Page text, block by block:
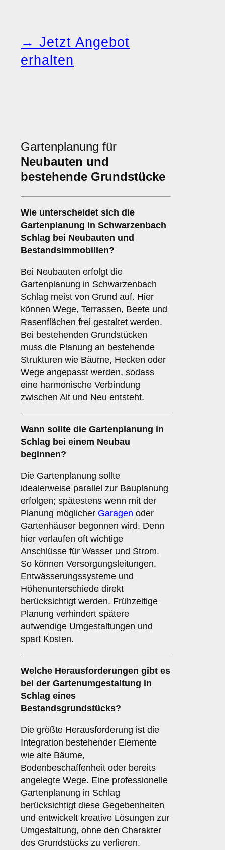
→ Jetzt Angebot
erhalten
Gartenplanung für
Neubauten und
bestehende Grundstücke
Wie unterscheidet sich die
Gartenplanung in Schwarzenbach
Schlag bei Neubauten und
Bestandsimmobilien?
Bei Neubauten erfolgt die
Gartenplanung in Schwarzenbach
Schlag meist von Grund auf. Hier
können Wege, Terrassen, Beete und
Rasenflächen frei gestaltet werden.
Bei bestehenden Grundstücken
muss die Planung an bestehende
Strukturen wie Bäume, Hecken oder
Wege angepasst werden, sodass
eine harmonische Verbindung
zwischen Alt und Neu entsteht.
Wann sollte die Gartenplanung in
Schlag bei einem Neubau
beginnen?
Die Gartenplanung sollte
idealerweise parallel zur Bauplanung
erfolgen; spätestens wenn mit der
Planung möglicher Garagen oder
Gartenhäuser begonnen wird. Denn
hier verlaufen oft wichtige
Anschlüsse für Wasser und Strom.
So können Versorgungsleitungen,
Entwässerungssysteme und
Höhenunterschiede direkt
berücksichtigt werden. Frühzeitige
Planung verhindert spätere
aufwendige Umgestaltungen und
spart Kosten.
Welche Herausforderungen gibt es
bei der Gartenumgestaltung in
Schlag eines
Bestandsgrundstücks?
Die größte Herausforderung ist die
Integration bestehender Elemente
wie alte Bäume,
Bodenbeschaffenheit oder bereits
angelegte Wege. Eine professionelle
Gartenplanung in Schlag
berücksichtigt diese Gegebenheiten
und entwickelt kreative Lösungen zur
Umgestaltung, ohne den Charakter
des Grundstücks zu verlieren.